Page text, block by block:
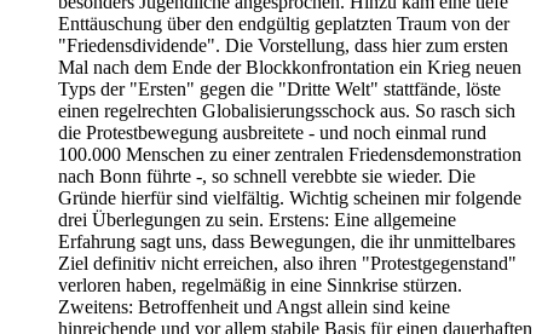
Enttäuschung über den endgültig geplatzten Traum von der
"Friedensdividende". Die Vorstellung, dass hier zum ersten
Mal nach dem Ende der Blockkonfrontation ein Krieg neuen
Typs der "Ersten" gegen die "Dritte Welt" stattfände, löste
einen regelrechten Globalisierungsschock aus. So rasch sich
die Protestbewegung ausbreitete - und noch einmal rund
100.000 Menschen zu einer zentralen Friedensdemonstration
nach Bonn führte -, so schnell verebbte sie wieder. Die
Gründe hierfür sind vielfältig. Wichtig scheinen mir folgende
drei Überlegungen zu sein. Erstens: Eine allgemeine
Erfahrung sagt uns, dass Bewegungen, die ihr unmittelbares
Ziel definitiv nicht erreichen, also ihren "Protestgegenstand"
verloren haben, regelmäßig in eine Sinnkrise stürzen.
Zweitens: Betroffenheit und Angst allein sind keine
hinreichende und vor allem stabile Basis für einen dauerhaften